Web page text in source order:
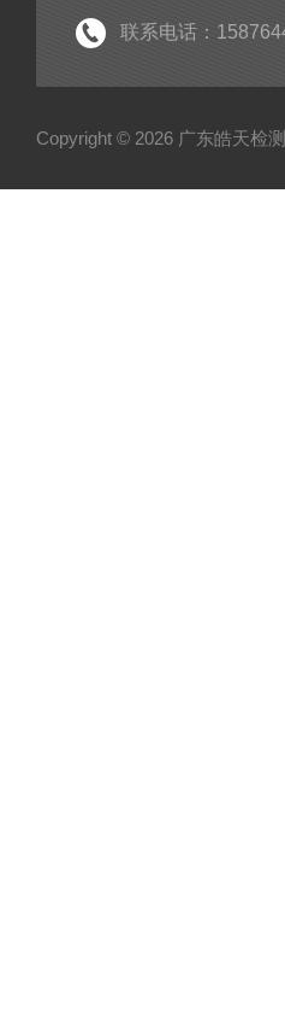
紫外老化试验箱
高温烤箱干燥箱
联系电话：
Copyright © 2026 广东皓天检